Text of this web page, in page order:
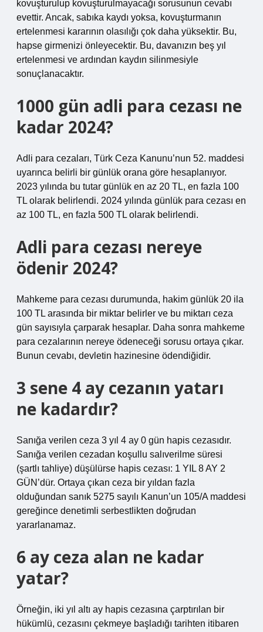
kovuşturulup kovuşturulmayacağı sorusunun cevabı
evettir. Ancak, sabıka kaydı yoksa, kovuşturmanın
ertelenmesi kararının olasılığı çok daha yüksektir. Bu,
hapse girmenizi önleyecektir. Bu, davanızın beş yıl
ertelenmesi ve ardından kaydın silinmesiyle
sonuçlanacaktır.
1000 gün adli para cezası ne
kadar 2024?
Adli para cezaları, Türk Ceza Kanunu’nun 52. maddesi
uyarınca belirli bir günlük orana göre hesaplanıyor.
2023 yılında bu tutar günlük en az 20 TL, en fazla 100
TL olarak belirlendi. 2024 yılında günlük para cezası en
az 100 TL, en fazla 500 TL olarak belirlendi.
Adli para cezası nereye
ödenir 2024?
Mahkeme para cezası durumunda, hakim günlük 20 ila
100 TL arasında bir miktar belirler ve bu miktarı ceza
gün sayısıyla çarparak hesaplar. Daha sonra mahkeme
para cezalarının nereye ödeneceği sorusu ortaya çıkar.
Bunun cevabı, devletin hazinesine ödendiğidir.
3 sene 4 ay cezanın yatarı
ne kadardır?
Sanığa verilen ceza 3 yıl 4 ay 0 gün hapis cezasıdır.
Sanığa verilen cezadan koşullu salıverilme süresi
(şartlı tahliye) düşülürse hapis cezası: 1 YIL 8 AY 2
GÜN’dür. Ortaya çıkan ceza bir yıldan fazla
olduğundan sanık 5275 sayılı Kanun’un 105/A maddesi
gereğince denetimli serbestlikten doğrudan
yararlanamaz.
6 ay ceza alan ne kadar
yatar?
Örneğin, iki yıl altı ay hapis cezasına çarptırılan bir
hükümlü, cezasını çekmeye başladığı tarihten itibaren